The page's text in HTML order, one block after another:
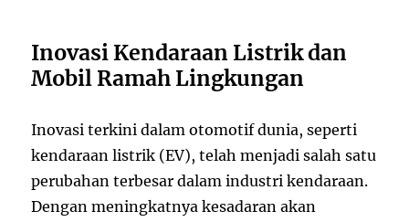
Inovasi Kendaraan Listrik dan
Mobil Ramah Lingkungan
Inovasi terkini dalam otomotif dunia, seperti
kendaraan listrik (EV), telah menjadi salah satu
perubahan terbesar dalam industri kendaraan.
Dengan meningkatnya kesadaran akan